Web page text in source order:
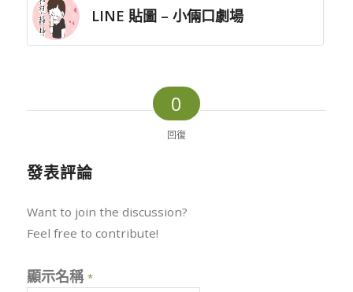
LINE 貼圖 – 小倆口劇場
0
回復
發表評論
Want to join the discussion?
Feel free to contribute!
顯示名稱 *